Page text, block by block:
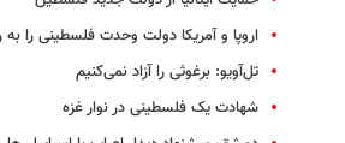
اروپا و آمریکا دولت وحدت فلسطینی را
تل‌آویو: برغوثی را آزاد نمی‌کنیم
شهادت یک فلسطینی در نوار غزه